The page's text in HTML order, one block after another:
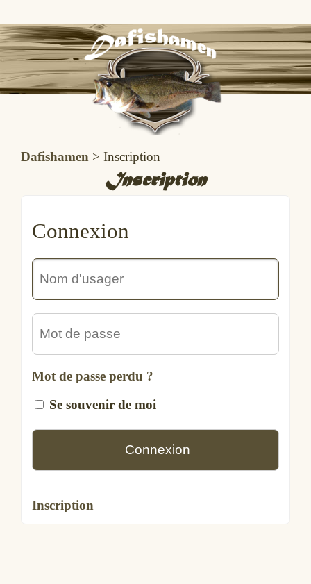
Dafishamen > Inscription
Inscription
Connexion
Mot de passe perdu ?
Se souvenir de moi
Inscription